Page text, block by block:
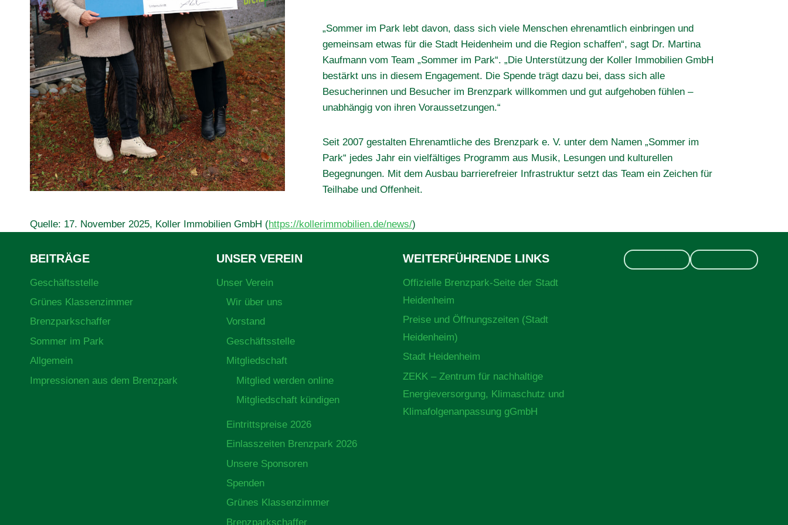
„Sommer im Park lebt davon, dass sich viele Menschen ehrenamtlich einbringen und
gemeinsam etwas für die Stadt Heidenheim und die Region schaffen“, sagt Dr. Martina
Kaufmann vom Team „Sommer im Park“. „Die Unterstützung der Koller Immobilien GmbH
bestärkt uns in diesem Engagement. Die Spende trägt dazu bei, dass sich alle
Besucherinnen und Besucher im Brenzpark willkommen und gut aufgehoben fühlen –
unabhängig von ihren Voraussetzungen.“
Seit 2007 gestalten Ehrenamtliche des Brenzpark e. V. unter dem Namen „Sommer im
Park“ jedes Jahr ein vielfältiges Programm aus Musik, Lesungen und kulturellen
Begegnungen. Mit dem Ausbau barrierefreier Infrastruktur setzt das Team ein Zeichen für
Teilhabe und Offenheit.
Quelle: 17. November 2025, Koller Immobilien GmbH (https://kollerimmobilien.de/news/)
BEITRÄGE
Geschäftsstelle
Grünes Klassenzimmer
Brenzparkschaffer
Sommer im Park
Allgemein
Impressionen aus dem Brenzpark
UNSER VEREIN
Unser Verein
Wir über uns
Vorstand
Geschäftsstelle
Mitgliedschaft
Mitglied werden online
Mitgliedschaft kündigen
Eintrittspreise 2026
Einlasszeiten Brenzpark 2026
Unsere Sponsoren
Spenden
Grünes Klassenzimmer
Brenzparkschaffer
WEITERFÜHRENDE LINKS
Offizielle Brenzpark-Seite der Stadt
Heidenheim
Preise und Öffnungszeiten (Stadt
Heidenheim)
Stadt Heidenheim
ZEKK – Zentrum für nachhaltige
Energieversorgung, Klimaschutz und
Klimafolgenanpassung gGmbH